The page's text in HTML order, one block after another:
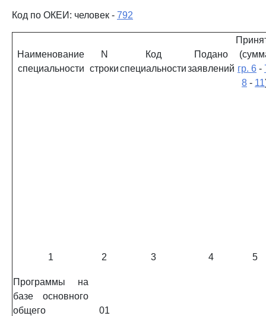
Код по ОКЕИ: человек - 792
Наименование
специальности
N
строки
Код
специальности
Подано
заявлений гр. 6 -
8 - 11
1 2 3 4 5
Программы на
базе основного
общего
01